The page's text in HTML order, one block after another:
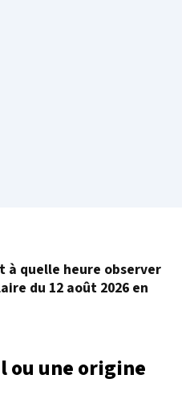
à quelle heure observer
du 12 août 2026 en
ou une origine